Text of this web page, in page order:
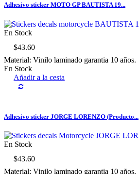
Adhesivo sticker MOTO GP BAUTISTA 19...
En Stock
$43.60
Material: Vinilo laminado garantia 10 años.
En Stock
Añadir a la cesta
Adhesivo sticker JORGE LORENZO (Producto...
En Stock
$43.60
Material: Vinilo laminado garantia 10 años.